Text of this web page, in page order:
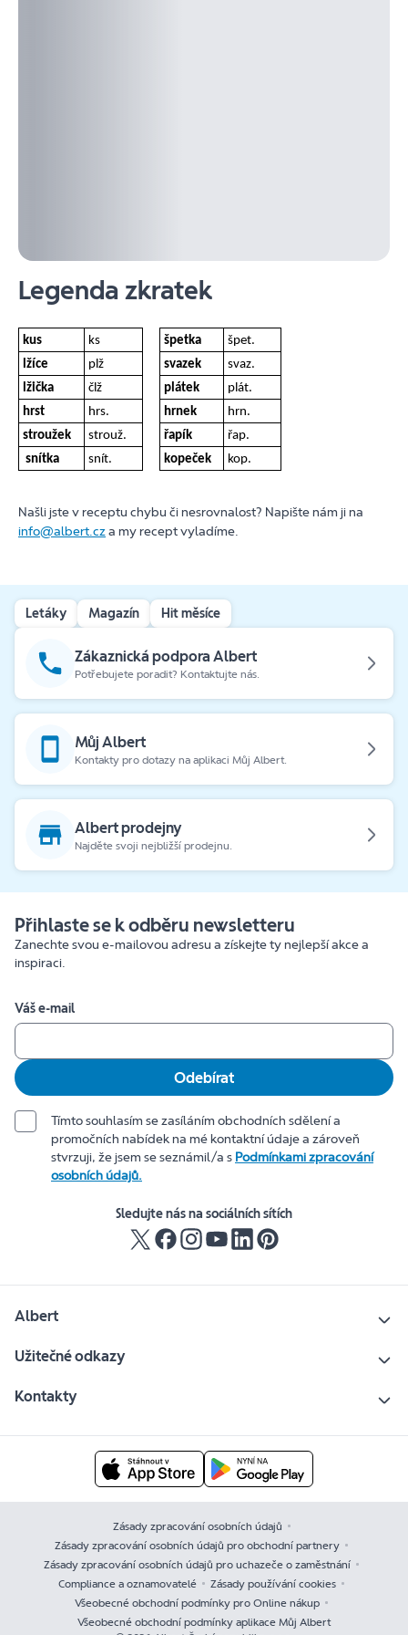
Legenda zkratek
kus ks špetka
špet.
lžíce
plž svazek
svaz.
lžička
člž plátek
plát.
hrst
hrs. hrnek
hrn.
stroužek
strouž. řapík
řap.
snítka
snít. kopeček kop.
Našli jste v receptu chybu či nesrovnalost? Napište nám ji na
info@albert.cza my recept vyladíme.
Letáky Magazín Hit měsíce
Zákaznická podpora Albert
Potřebujete poradit? Kontaktujte nás.
Můj Albert
Kontakty pro dotazy na aplikaci Můj Albert.
Albert prodejny
Najděte svoji nejbližší prodejnu.
Přihlaste se k odběru newsletteru
Zanechte svou e-mailovou adresu a získejte ty nejlepší akce a
inspiraci.
Váš e-mail
Odebírat
Tímto souhlasím se zasíláním obchodních sdělení a
promočních nabídek na mé kontaktní údaje a zároveň
stvrzuji, že jsem se seznámil/a s Podmínkami zpracování
osobních údajů.
Sledujte nás na sociálních sítích
Albert
Užitečné odkazy
Kontakty
Zásady zpracování osobních údajů
Zásady zpracování osobních údajů pro obchodní partnery
Zásady zpracování osobních údajů pro uchazeče o zaměstnání
Compliance a oznamovatelé
Zásady používání cookies
Všeobecné obchodní podmínky pro Online nákup
Všeobecné obchodní podmínky aplikace Můj Albert